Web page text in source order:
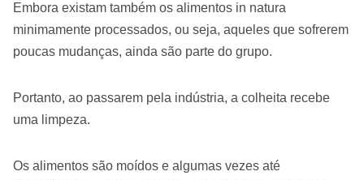
Embora existam também os alimentos in natura
minimamente processados, ou seja, aqueles que sofrerem
poucas mudanças, ainda são parte do grupo.
Portanto, ao passarem pela indústria, a colheita recebe
uma limpeza.
Os alimentos são moídos e algumas vezes até